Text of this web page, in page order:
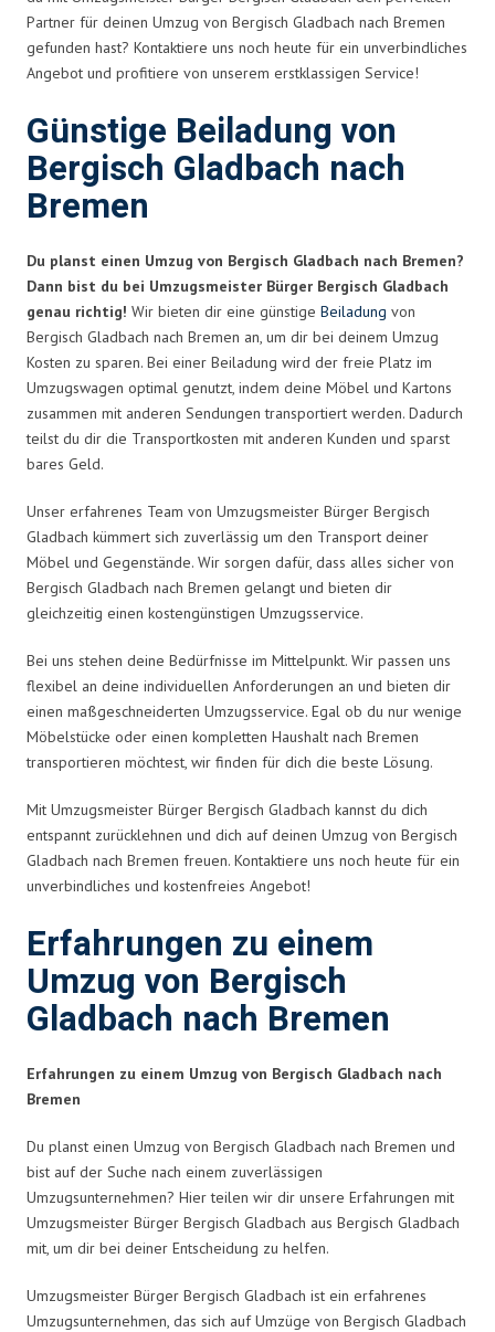
Partner für deinen Umzug von Bergisch Gladbach nach Bremen
gefunden hast? Kontaktiere uns noch heute für ein unverbindliches
Angebot und profitiere von unserem erstklassigen Service!
Günstige Beiladung von
Bergisch Gladbach nach
Bremen
Du planst einen Umzug von Bergisch Gladbach nach Bremen?
Dann bist du bei Umzugsmeister Bürger Bergisch Gladbach
genau richtig! Wir bieten dir eine günstige Beiladung von
Bergisch Gladbach nach Bremen an, um dir bei deinem Umzug
Kosten zu sparen. Bei einer Beiladung wird der freie Platz im
Umzugswagen optimal genutzt, indem deine Möbel und Kartons
zusammen mit anderen Sendungen transportiert werden. Dadurch
teilst du dir die Transportkosten mit anderen Kunden und sparst
bares Geld.
Unser erfahrenes Team von Umzugsmeister Bürger Bergisch
Gladbach kümmert sich zuverlässig um den Transport deiner
Möbel und Gegenstände. Wir sorgen dafür, dass alles sicher von
Bergisch Gladbach nach Bremen gelangt und bieten dir
gleichzeitig einen kostengünstigen Umzugsservice.
Bei uns stehen deine Bedürfnisse im Mittelpunkt. Wir passen uns
flexibel an deine individuellen Anforderungen an und bieten dir
einen maßgeschneiderten Umzugsservice. Egal ob du nur wenige
Möbelstücke oder einen kompletten Haushalt nach Bremen
transportieren möchtest, wir finden für dich die beste Lösung.
Mit Umzugsmeister Bürger Bergisch Gladbach kannst du dich
entspannt zurücklehnen und dich auf deinen Umzug von Bergisch
Gladbach nach Bremen freuen. Kontaktiere uns noch heute für ein
unverbindliches und kostenfreies Angebot!
Erfahrungen zu einem
Umzug von Bergisch
Gladbach nach Bremen
Erfahrungen zu einem Umzug von Bergisch Gladbach nach
Bremen
Du planst einen Umzug von Bergisch Gladbach nach Bremen und
bist auf der Suche nach einem zuverlässigen
Umzugsunternehmen? Hier teilen wir dir unsere Erfahrungen mit
Umzugsmeister Bürger Bergisch Gladbach aus Bergisch Gladbach
mit, um dir bei deiner Entscheidung zu helfen.
Umzugsmeister Bürger Bergisch Gladbach ist ein erfahrenes
Umzugsunternehmen, das sich auf Umzüge von Bergisch Gladbach